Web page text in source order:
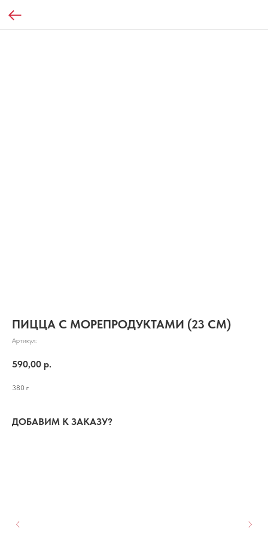
ПИЦЦА С МОРЕПРОДУКТАМИ (23 СМ)
Артикул:
590,00 р.
380 г
ДОБАВИМ К ЗАКАЗУ?